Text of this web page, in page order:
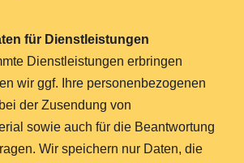
für Dienstleistungen
Dienstleistungen erbringen
wir ggf. Ihre personenbezogenen
der Zusendung von
sowie auch für die Beantwortung
Wir speichern nur Daten, die